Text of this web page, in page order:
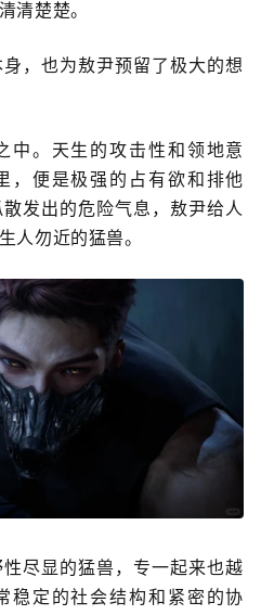
清楚楚。
，也为敖尹预留了极大的想
中。天生的攻击性和领地意
，便是极强的占有欲和排他
发出的危险气息，敖尹给人
人勿近的猛兽。
尽显的猛兽，专一起来也越
稳定的社会结构和紧密的协